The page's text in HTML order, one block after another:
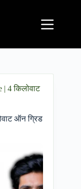
4 किलोवाट
ऑन ग्रिड